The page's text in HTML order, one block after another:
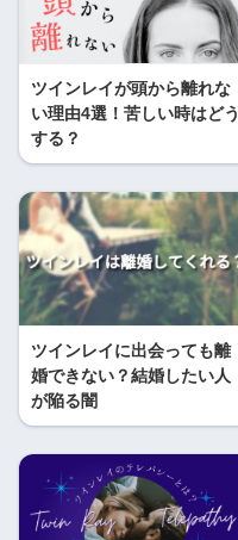
ツインレイが頭から離れな
い理由4選！苦しい時はどう
する？
ツインレイに出会っても離
婚できない？結婚したい人
が陥る闇